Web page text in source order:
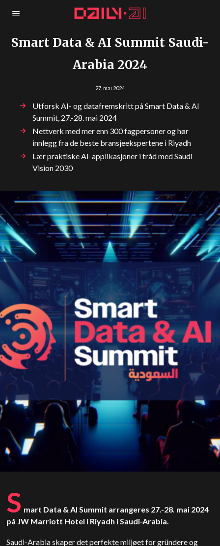
Smart Data & AI Summit Saudi-
Arabia 2024
27. mai 2024
Utforsk AI- og datafremskritt på Smart Data & AI
Summit, 27.-28. mai 2024
Nettverk med mer enn 300 fagpersoner og hør
innlegg fra de beste bransjeekspertene i Riyadh
Lær praktiske AI-applikasjoner i tråd med Saudi
Vision 2030
S mart Data & AI Summit arrangeres 27.-28. mai 2024
på JW Marriott Hotel i Riyadh i Saudi-Arabia.
Saudi-Arabia skaper det perfekte miljøet for gründere og